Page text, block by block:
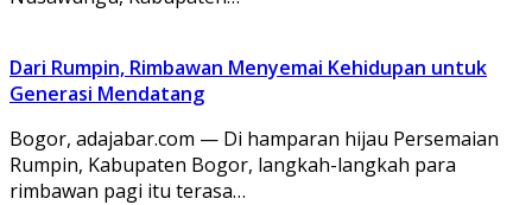
Dari Rumpin, Rimbawan Menyemai Kehidupan untuk
Generasi Mendatang
Bogor, adajabar.com — Di hamparan hijau Persemaian
Rumpin, Kabupaten Bogor, langkah-langkah para
rimbawan pagi itu terasa…